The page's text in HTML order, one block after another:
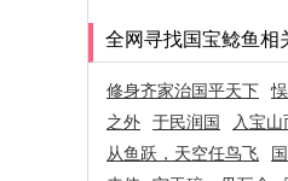
全网寻找国宝鲶鱼相
修身齐家治国平天下
之外
于民润国 入宝
从鱼跃，天空任鸟飞